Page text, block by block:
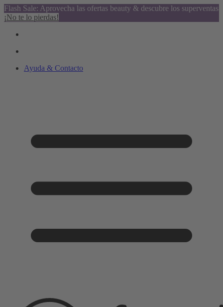
Flash Sale: Aprovecha las ofertas beauty & descubre los superventas
¡No te lo pierdas!
Ayuda & Contacto